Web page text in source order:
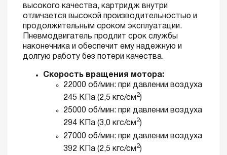
высокого качества, картридж внутри
отличается высокой производительностью и
продолжительным сроком эксплуатации.
Пневмодвигатель продлит срок службы
наконечника и обеспечит ему надежную и
долгую работу без потери качества.
Скорость вращения мотора:
22000 об/мин: при давлении воздуха
245 КПа (2,5 кгс/см 2)
25000 об/мин: при давлении воздуха
294 КПа (3,0 кгс/см 2)
27000 об/мин: при давлении воздуха
392 КПа (2,5 кгс/см 2)